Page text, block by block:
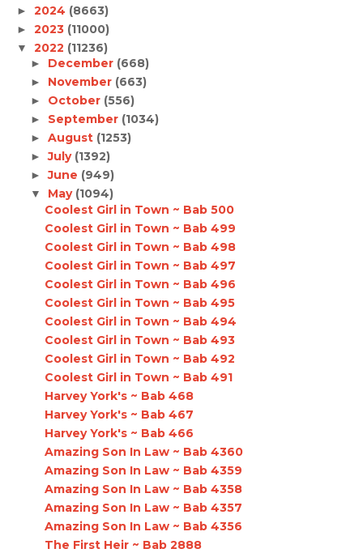
► 2024 (8663)
► 2023 (11000)
▼ 2022 (11236)
► December (668)
► November (663)
► October (556)
► September (1034)
► August (1253)
►July (1392)
►June (949)
▼ May (1094)
Coolest Girl in Town ~ Bab 500
Coolest Girl in Town ~ Bab 499
Coolest Girl in Town ~ Bab 498
Coolest Girl in Town ~ Bab 497
Coolest Girl in Town ~ Bab 496
Coolest Girl in Town ~ Bab 495
Coolest Girl in Town ~ Bab 494
Coolest Girl in Town ~ Bab 493
Coolest Girl in Town ~ Bab 492
Coolest Girl in Town ~ Bab 491
Harvey York's ~ Bab 468
Harvey York's ~ Bab 467
Harvey York's ~ Bab 466
Amazing Son In Law ~ Bab 4360
Amazing Son In Law ~ Bab 4359
Amazing Son In Law ~ Bab 4358
Amazing Son In Law ~ Bab 4357
Amazing Son In Law ~ Bab 4356
The First Heir ~ Bab 2888